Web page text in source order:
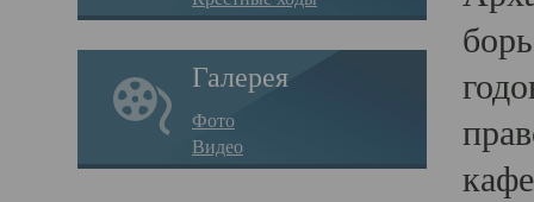
Галерея
Фото
Видео